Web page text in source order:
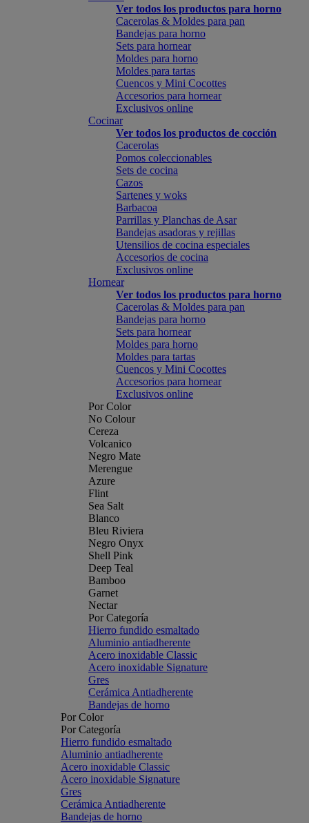
Ver todos los productos para horno
Cacerolas & Moldes para pan
Bandejas para horno
Sets para hornear
Moldes para horno
Moldes para tartas
Cuencos y Mini Cocottes
Accesorios para hornear
Exclusivos online
Cocinar
Ver todos los productos de cocción
Cacerolas
Pomos coleccionables
Sets de cocina
Cazos
Sartenes y woks
Barbacoa
Parrillas y Planchas de Asar
Bandejas asadoras y rejillas
Utensilios de cocina especiales
Accesorios de cocina
Exclusivos online
Hornear
Ver todos los productos para horno
Cacerolas & Moldes para pan
Bandejas para horno
Sets para hornear
Moldes para horno
Moldes para tartas
Cuencos y Mini Cocottes
Accesorios para hornear
Exclusivos online
Por Color
No Colour
Cereza
Volcanico
Negro Mate
Merengue
Azure
Flint
Sea Salt
Blanco
Bleu Riviera
Negro Onyx
Shell Pink
Deep Teal
Bamboo
Garnet
Nectar
Por Categoría
Hierro fundido esmaltado
Aluminio antiadherente
Acero inoxidable Classic
Acero inoxidable Signature
Gres
Cerámica Antiadherente
Bandejas de horno
Por Color
Por Categoría
Hierro fundido esmaltado
Aluminio antiadherente
Acero inoxidable Classic
Acero inoxidable Signature
Gres
Cerámica Antiadherente
Bandejas de horno